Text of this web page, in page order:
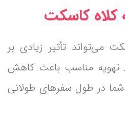
می‌تواند تأثیر زیادی بر
تهویه مناسب باعث کاهش
در طول سفرهای طولانی